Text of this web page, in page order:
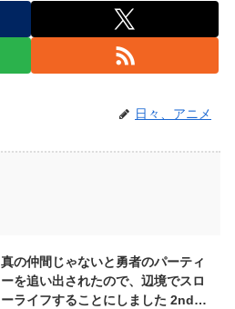
日々、アニメ
真の仲間じゃないと勇者のパーティ
ーを追い出されたので、辺境でスロ
ーライフすることにしました 2nd